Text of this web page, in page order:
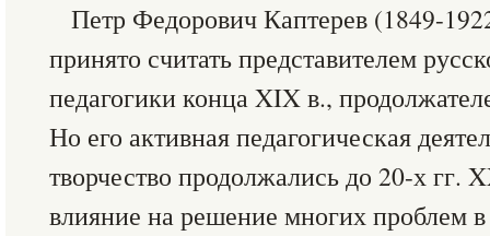
Петр Федорович Каптерев (1849-
принято считать представителем
педагогики конца XIX в.,
Но его активная педагогическая
творчество продолжались до 20-х гг.
влияние на решение многих проблем в